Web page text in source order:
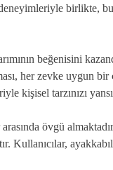
birlikte,
beğenisini
her zevke uygun
kişisel tarzınızı
arasında övgü
Kullanıcılar,